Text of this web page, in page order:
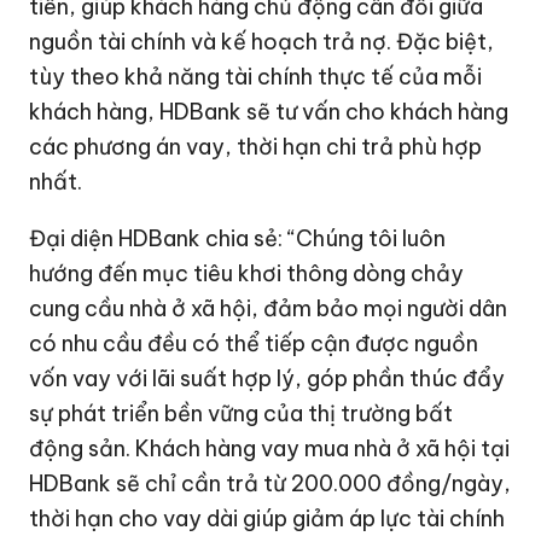
tiên, giúp khách hàng chủ động cân đối giữa
nguồn tài chính và kế hoạch trả nợ. Đặc biệt,
tùy theo khả năng tài chính thực tế của mỗi
khách hàng, HDBank sẽ tư vấn cho khách hàng
các phương án vay, thời hạn chi trả phù hợp
nhất.
Đại diện HDBank chia sẻ: “Chúng tôi luôn
hướng đến mục tiêu khơi thông dòng chảy
cung cầu nhà ở xã hội, đảm bảo mọi người dân
có nhu cầu đều có thể tiếp cận được nguồn
vốn vay với lãi suất hợp lý, góp phần thúc đẩy
sự phát triển bền vững của thị trường bất
động sản. Khách hàng vay mua nhà ở xã hội tại
HDBank sẽ chỉ cần trả từ 200.000 đồng/ngày,
thời hạn cho vay dài giúp giảm áp lực tài chính